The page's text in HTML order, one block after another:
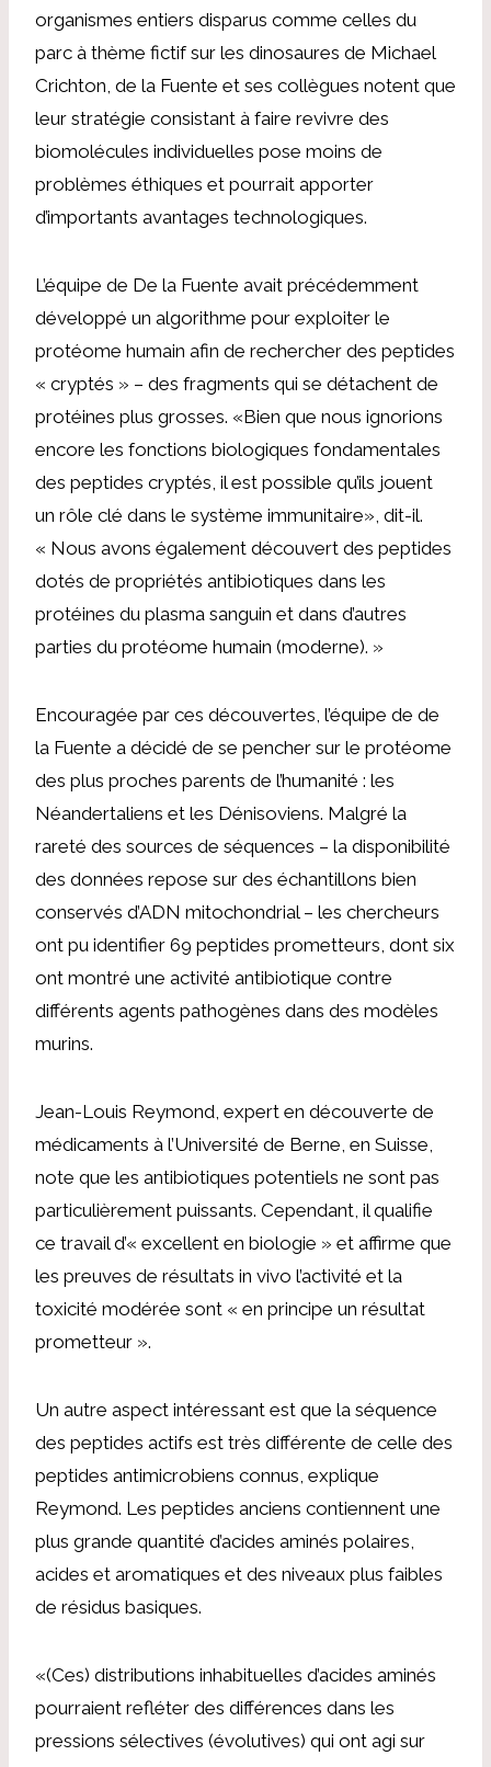
organismes entiers disparus comme celles du
parc à thème fictif sur les dinosaures de Michael
Crichton, de la Fuente et ses collègues notent que
leur stratégie consistant à faire revivre des
biomolécules individuelles pose moins de
problèmes éthiques et pourrait apporter
d’importants avantages technologiques.
L’équipe de De la Fuente avait précédemment
développé un algorithme pour exploiter le
protéome humain afin de rechercher des peptides
« cryptés » – des fragments qui se détachent de
protéines plus grosses. «Bien que nous ignorions
encore les fonctions biologiques fondamentales
des peptides cryptés, il est possible qu’ils jouent
un rôle clé dans le système immunitaire», dit-il.
« Nous avons également découvert des peptides
dotés de propriétés antibiotiques dans les
protéines du plasma sanguin et dans d’autres
parties du protéome humain (moderne). »
Encouragée par ces découvertes, l’équipe de de
la Fuente a décidé de se pencher sur le protéome
des plus proches parents de l’humanité : les
Néandertaliens et les Dénisoviens. Malgré la
rareté des sources de séquences – la disponibilité
des données repose sur des échantillons bien
conservés d’ADN mitochondrial – les chercheurs
ont pu identifier 69 peptides prometteurs, dont six
ont montré une activité antibiotique contre
différents agents pathogènes dans des modèles
murins.
Jean-Louis Reymond, expert en découverte de
médicaments à l’Université de Berne, en Suisse,
note que les antibiotiques potentiels ne sont pas
particulièrement puissants. Cependant, il qualifie
ce travail d’« excellent en biologie » et affirme que
les preuves de résultats in vivo l’activité et la
toxicité modérée sont « en principe un résultat
prometteur ».
Un autre aspect intéressant est que la séquence
des peptides actifs est très différente de celle des
peptides antimicrobiens connus, explique
Reymond. Les peptides anciens contiennent une
plus grande quantité d’acides aminés polaires,
acides et aromatiques et des niveaux plus faibles
de résidus basiques.
«(Ces) distributions inhabituelles d’acides aminés
pourraient refléter des différences dans les
pressions sélectives (évolutives) qui ont agi sur